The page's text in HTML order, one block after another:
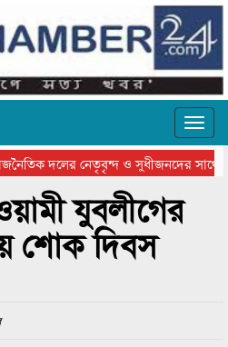
দলের নেতৃবৃন্দ ও সুধীজনদের সাথে
সিলেটে বাংলাদেশ গ্রুপ থিয়েটার
যুবলীগের
শোক দিবস